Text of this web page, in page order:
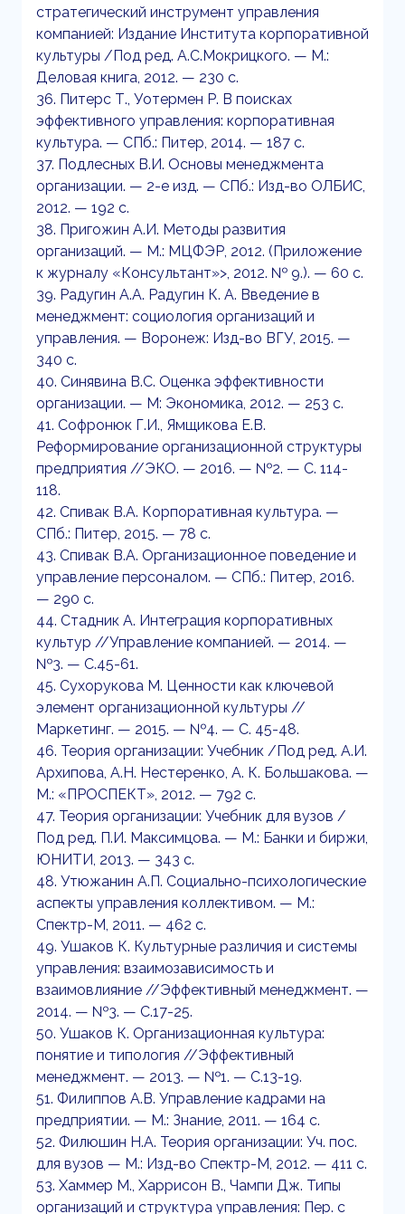
стратегический инструмент управления
компанией: Издание Института корпоративной
культуры /Под ред. А.С.Мокрицкого. — М.:
Деловая книга, 2012. — 230 с.
36. Питерс Т., Уотермен Р. В поисках
эффективного управления: корпоративная
культура. — СПб.: Питер, 2014. — 187 с.
37. Подлесных В.И. Основы менеджмента
организации. — 2-е изд. — СПб.: Изд-во ОЛБИС,
2012. — 192 с.
38. Пригожин А.И. Методы развития
организаций. — М.: МЦФЭР, 2012. (Приложение
к журналу «Консультант»>, 2012. № 9.). — 60 с.
39. Радугин А.А. Радугин К. А. Введение в
менеджмент: социология организаций и
управления. — Воронеж: Изд-во ВГУ, 2015. —
340 с.
40. Синявина В.С. Оценка эффективности
организации. — М: Экономика, 2012. — 253 с.
41. Софронюк Г.И., Ямщикова Е.В.
Реформирование организационной структуры
предприятия //ЭКО. — 2016. — №2. — С. 114-
118.
42. Спивак В.А. Корпоративная культура. —
СПб.: Питер, 2015. — 78 с.
43. Спивак В.А. Организационное поведение и
управление персоналом. — СПб.: Питер, 2016.
— 290 с.
44. Стадник А. Интеграция корпоративных
культур //Управление компанией. — 2014. —
№3. — С.45-61.
45. Сухорукова М. Ценности как ключевой
элемент организационной культуры //
Маркетинг. — 2015. — №4. — С. 45-48.
46. Теория организации: Учебник /Под ред. А.И.
Архипова, А.Н. Нестеренко, А. К. Большакова. —
М.: «ПРОСПЕКТ», 2012. — 792 с.
47. Теория организации: Учебник для вузов /
Под ред. П.И. Максимцова. — М.: Банки и биржи,
ЮНИТИ, 2013. — 343 с.
48. Утюжанин А.П. Социально-психологические
аспекты управления коллективом. — М.:
Спектр-М, 2011. — 462 с.
49. Ушаков К. Культурные различия и системы
управления: взаимозависимость и
взаимовлияние //Эффективный менеджмент. —
2014. — №3. — С.17-25.
50. Ушаков К. Организационная культура:
понятие и типология //Эффективный
менеджмент. — 2013. — №1. — С.13-19.
51. Филиппов А.В. Управление кадрами на
предприятии. — М.: Знание, 2011. — 164 с.
52. Филюшин Н.А. Теория организации: Уч. пос.
для вузов — М.: Изд-во Спектр-М, 2012. — 411 с.
53. Хаммер М., Харрисон В., Чампи Дж. Типы
организаций и структура управления: Пер. с